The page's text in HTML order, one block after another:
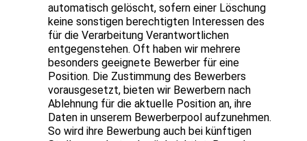
automatisch gelöscht, sofern einer Löschung
keine sonstigen berechtigten Interessen des
für die Verarbeitung Verantwortlichen
entgegenstehen. Oft haben wir mehrere
besonders geeignete Bewerber für eine
Position. Die Zustimmung des Bewerbers
vorausgesetzt, bieten wir Bewerbern nach
Ablehnung für die aktuelle Position an, ihre
Daten in unserem Bewerberpool aufzunehmen.
So wird ihre Bewerbung auch bei künftigen